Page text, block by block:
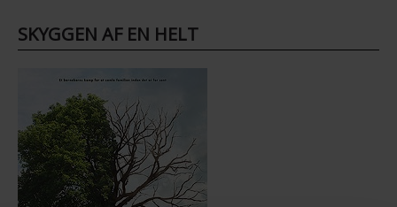
SKYGGEN AF EN HELT